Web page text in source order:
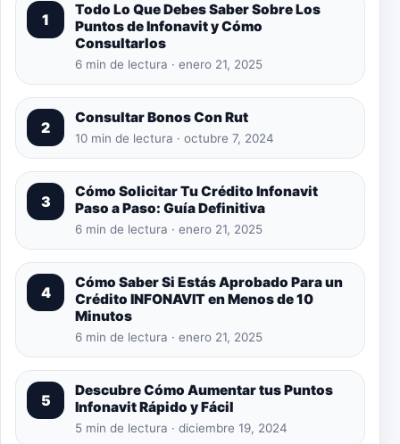
1
Todo Lo Que Debes Saber Sobre Los
Puntos de Infonavit y Cómo
Consultarlos
6 min de lectura · enero 21, 2025
2
Consultar Bonos Con Rut
10 min de lectura · octubre 7, 2024
3
Cómo Solicitar Tu Crédito Infonavit
Paso a Paso: Guía Definitiva
6 min de lectura · enero 21, 2025
4
Cómo Saber Si Estás Aprobado Para un
Crédito INFONAVIT en Menos de 10
Minutos
6 min de lectura · enero 21, 2025
5
Descubre Cómo Aumentar tus Puntos
Infonavit Rápido y Fácil
5 min de lectura · diciembre 19, 2024